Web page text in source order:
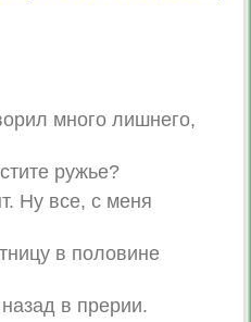
много лишнего,
ружье?
Ну все, с меня
в половине
в прерии.